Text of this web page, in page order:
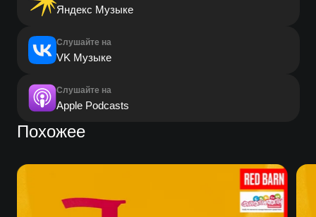
Яндекс Музыке
Слушайте на
VK Музыке
Слушайте на
Apple Podcasts
Похожее